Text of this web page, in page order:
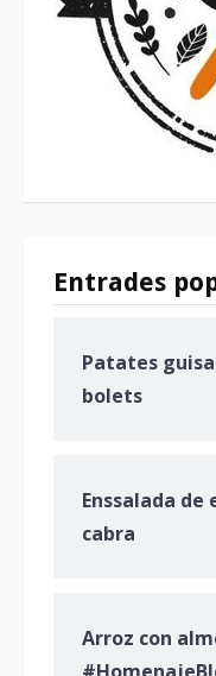
Entrades
Patates
bolets
Enssalada de
cabra
Arroz con